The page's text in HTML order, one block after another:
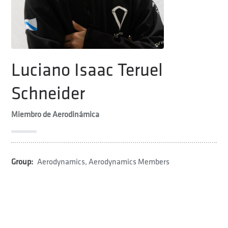
Luciano Isaac Teruel
Schneider
Miembro de Aerodinámica
Group: Aerodynamics,Aerodynamics Members